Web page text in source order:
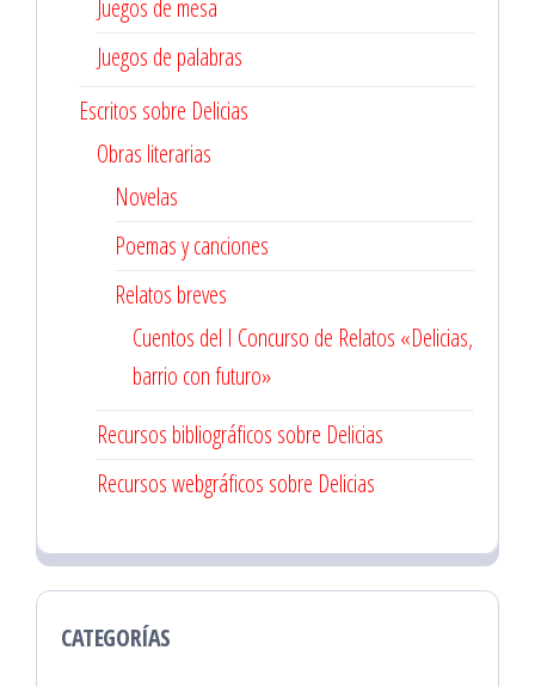
Juegos de mesa
Juegos de palabras
Escritos sobre Delicias
Obras literarias
Novelas
Poemas y canciones
Relatos breves
Cuentos del I Concurso de Relatos «Delicias,
barrio con futuro»
Recursos bibliográficos sobre Delicias
Recursos webgráficos sobre Delicias
CATEGORÍAS